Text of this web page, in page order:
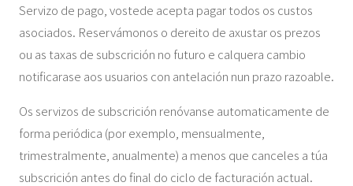
Servizo de pago, vostede acepta pagar todos os custos
asociados. Reservámonos o dereito de axustar os prezos
ou as taxas de subscrición no futuro e calquera cambio
notificarase aos usuarios con antelación nun prazo razoable.
Os servizos de subscrición renóvanse automaticamente de
forma periódica (por exemplo, mensualmente,
trimestralmente, anualmente) a menos que canceles a túa
subscrición antes do final do ciclo de facturación actual.